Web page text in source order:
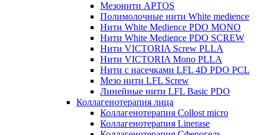
Мезонити APTOS
Полимолочные нити White medience
Нити White Medience PDO MONO
Нити White Medience PDO SCREW
Нити VICTORIA Screw PLLA
Нити VICTORIA Mono PLLA
Нити с насечками LFL 4D PDO PCL
Мезо нити LFL Screw
Линейные нити LFL Basic PDO
Коллагенотерапия лица
Коллагенотерапия Collost micro
Коллагенотерапия Linerase